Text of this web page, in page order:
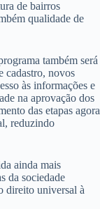
de bairros
qualidade de
também será
cadastro, novos
às informações e
na aprovação dos
das etapas agora
reduzindo
ainda mais
da sociedade
direito universal à